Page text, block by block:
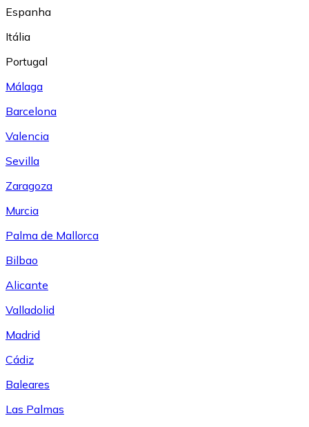
Espanha
Itália
Portugal
Málaga
Barcelona
Valencia
Sevilla
Zaragoza
Murcia
Palma de Mallorca
Bilbao
Alicante
Valladolid
Madrid
Cádiz
Baleares
Las Palmas